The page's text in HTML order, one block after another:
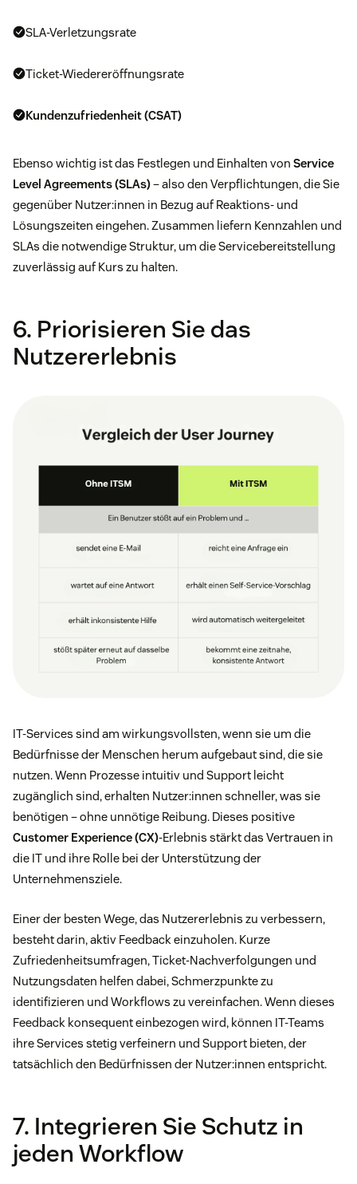
SLA-Verletzungsrate
Ticket-Wiedereröffnungsrate
Kundenzufriedenheit (CSAT)
Ebenso wichtig ist das Festlegen und Einhalten von Service
Level Agreements (SLAs)– also den Verpflichtungen, die Sie
gegenüber Nutzer:innen in Bezug auf Reaktions- und
Lösungszeiten eingehen. Zusammen liefern Kennzahlen und
SLAs die notwendige Struktur, um die Servicebereitstellung
zuverlässig auf Kurs zu halten.
6. Priorisieren Sie das
Nutzererlebnis
IT-Services sind am wirkungsvollsten, wenn sie um die
Bedürfnisse der Menschen herum aufgebaut sind, die sie
nutzen. Wenn Prozesse intuitiv und Support leicht
zugänglich sind, erhalten Nutzer:innen schneller, was sie
benötigen – ohne unnötige Reibung. Dieses positive
Customer Experience (CX)-Erlebnis stärkt das Vertrauen in
die IT und ihre Rolle bei der Unterstützung der
Unternehmensziele.
Einer der besten Wege, das Nutzererlebnis zu verbessern,
besteht darin, aktiv Feedback einzuholen. Kurze
Zufriedenheitsumfragen, Ticket-Nachverfolgungen und
Nutzungsdaten helfen dabei, Schmerzpunkte zu
identifizieren und Workflows zu vereinfachen. Wenn dieses
Feedback konsequent einbezogen wird, können IT-Teams
ihre Services stetig verfeinern und Support bieten, der
tatsächlich den Bedürfnissen der Nutzer:innen entspricht.
7. Integrieren Sie Schutz in
jeden Workflow